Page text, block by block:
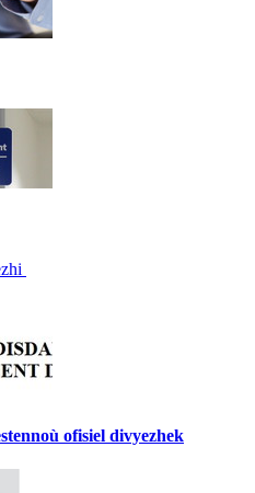
ofisiel divyezhek